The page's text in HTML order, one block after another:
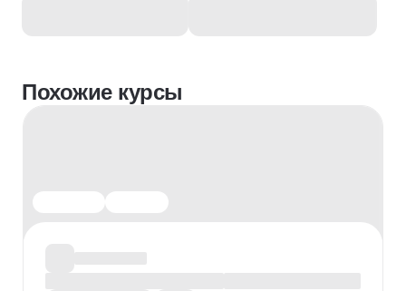
Похожие курсы